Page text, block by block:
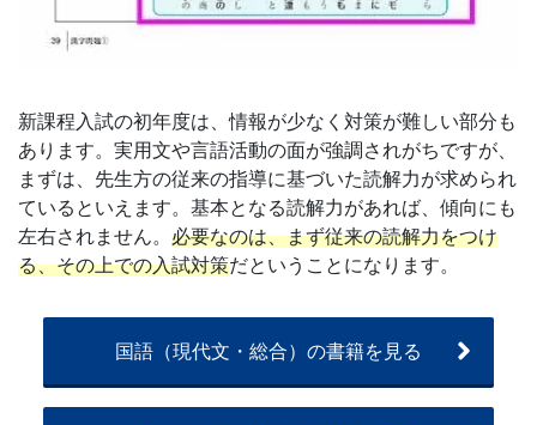
新課程入試の初年度は、情報が少なく対策が難しい部分も
あります。実用文や言語活動の面が強調されがちですが、
まずは、先生方の従来の指導に基づいた読解力が求められ
ているといえます。基本となる読解力があれば、傾向にも
左右されません。 必要なのは、まず従来の読解力をつけ
る、その上での入試対策だということになります。
国語（現代文・総合）の書籍を見る